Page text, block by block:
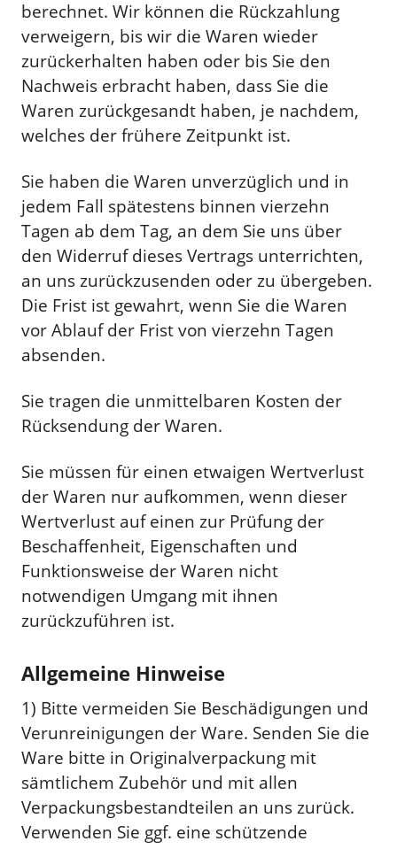
berechnet. Wir können die Rückzahlung
verweigern, bis wir die Waren wieder
zurückerhalten haben oder bis Sie den
Nachweis erbracht haben, dass Sie die
Waren zurückgesandt haben, je nachdem,
welches der frühere Zeitpunkt ist.
Sie haben die Waren unverzüglich und in
jedem Fall spätestens binnen vierzehn
Tagen ab dem Tag, an dem Sie uns über
den Widerruf dieses Vertrags unterrichten,
an uns zurückzusenden oder zu übergeben.
Die Frist ist gewahrt, wenn Sie die Waren
vor Ablauf der Frist von vierzehn Tagen
absenden.
Sie tragen die unmittelbaren Kosten der
Rücksendung der Waren.
Sie müssen für einen etwaigen Wertverlust
der Waren nur aufkommen, wenn dieser
Wertverlust auf einen zur Prüfung der
Beschaffenheit, Eigenschaften und
Funktionsweise der Waren nicht
notwendigen Umgang mit ihnen
zurückzuführen ist.
Allgemeine Hinweise
1) Bitte vermeiden Sie Beschädigungen und
Verunreinigungen der Ware. Senden Sie die
Ware bitte in Originalverpackung mit
sämtlichem Zubehör und mit allen
Verpackungsbestandteilen an uns zurück.
Verwenden Sie ggf. eine schützende